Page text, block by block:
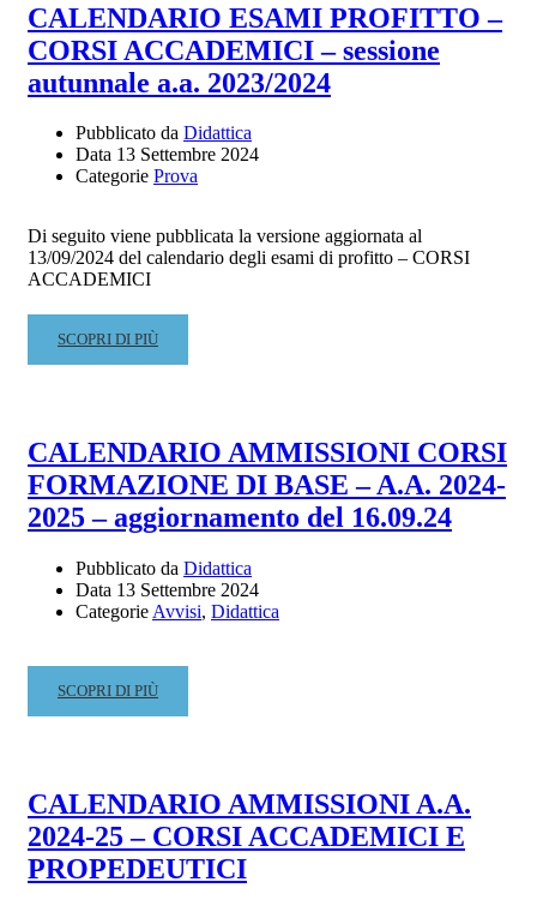
E
PASSAGGI
–
CORSI
CALENDARIO ESAMI PROFITTO –
CORSI ACCADEMICI – sessione
autunnale a.a. 2023/2024
Pubblicato da Didattica
Data 13 Settembre 2024
Categorie Prova
Di seguito viene pubblicata la versione aggiornata al
13/09/2024 del calendario degli esami di profitto – CORSI
ACCADEMICI
READ
MORE
PROFITTO
–
CORSI
ACCADEMICI
SESSIONE
AUTUNNALE
SCOPRI DI PIÙ
CALENDARIO AMMISSIONI CORSI
FORMAZIONE DI BASE – A.A. 2024-
2025 – aggiornamento del 16.09.24
Pubblicato da Didattica
Data 13 Settembre 2024
Categorie Avvisi, Didattica
READ
MORE
CORSI
FORMAZIONE
DI
BASE
SCOPRI DI PIÙ
CALENDARIO AMMISSIONI A.A.
2024-25 – CORSI ACCADEMICI E
PROPEDEUTICI